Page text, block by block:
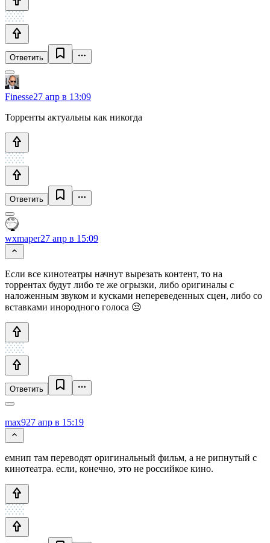
Ответить
Finesse27 апр в 13:09
Торренты актуальны как никогда
Ответить
wxmaper27 апр в 15:09
Если все кинотеатры начнут вырезать контент, то на
торрентах будут либо те же огрызки, либо оригиналы с
наложенным звуком и кусками непереведенных сцен, либо со
вставками инородного голоса 😒
Ответить
max927 апр в 15:19
емнип там переводят оригинальный фильм, а не рипнутый с
кинотеатра. если, конечно, это не российкое кино.